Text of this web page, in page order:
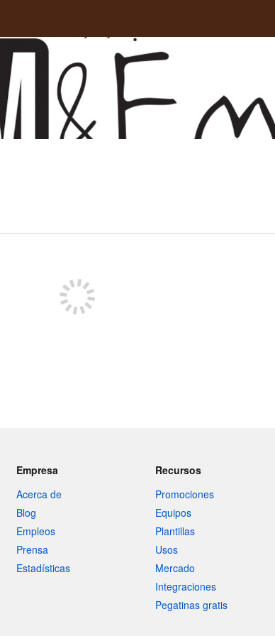
Empresa
Acerca de
Blog
Empleos
Prensa
Estadísticas
Recursos
Promociones
Equipos
Plantillas
Usos
Mercado
Integraciones
Pegatinas gratis